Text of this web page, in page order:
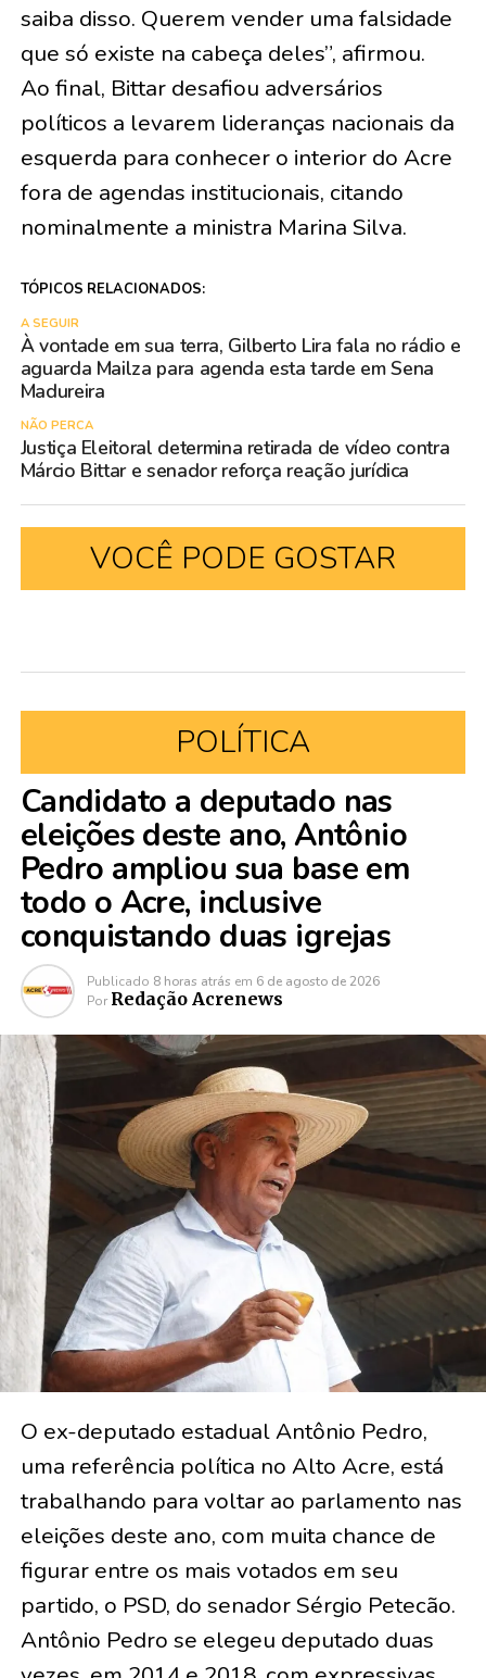
saiba disso. Querem vender uma falsidade
que só existe na cabeça deles”, afirmou.
Ao final, Bittar desafiou adversários
políticos a levarem lideranças nacionais da
esquerda para conhecer o interior do Acre
fora de agendas institucionais, citando
nominalmente a ministra Marina Silva.
TÓPICOS RELACIONADOS:
A SEGUIR
À vontade em sua terra, Gilberto Lira fala no rádio e
aguarda Mailza para agenda esta tarde em Sena
Madureira
NÃO PERCA
Justiça Eleitoral determina retirada de vídeo contra
Márcio Bittar e senador reforça reação jurídica
VOCÊ PODE GOSTAR
POLÍTICA
Candidato a deputado nas
eleições deste ano, Antônio
Pedro ampliou sua base em
todo o Acre, inclusive
conquistando duas igrejas
Publicado 8 horas atrás em 6 de agosto de 2026
Por Redação Acrenews
O ex-deputado estadual Antônio Pedro,
uma referência política no Alto Acre, está
trabalhando para voltar ao parlamento nas
eleições deste ano, com muita chance de
figurar entre os mais votados em seu
partido, o PSD, do senador Sérgio Petecão.
Antônio Pedro se elegeu deputado duas